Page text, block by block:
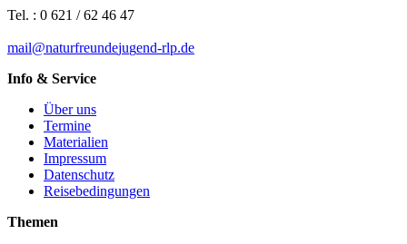
Tel. : 0 621 / 62 46 47
mail@naturfreundejugend-rlp.de
Info & Service
Über uns
Termine
Materialien
Impressum
Datenschutz
Reisebedingungen
Themen